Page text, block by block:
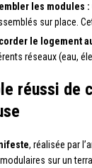
les modules :
sur place.
le logement
réseaux (eau,
réussi de
, réalisée par
sur un